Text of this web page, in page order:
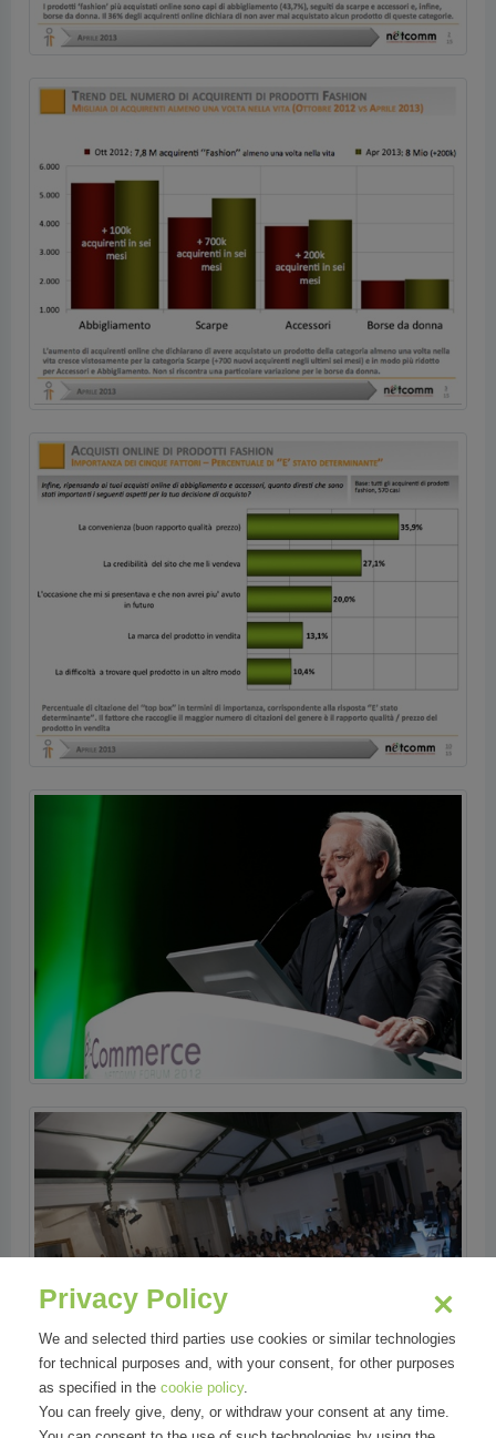
Privacy Policy
We and selected third parties use cookies or similar technologies
for technical purposes and, with your consent, for other purposes
as specified in the cookie policy.
You can freely give, deny, or withdraw your consent at any time.